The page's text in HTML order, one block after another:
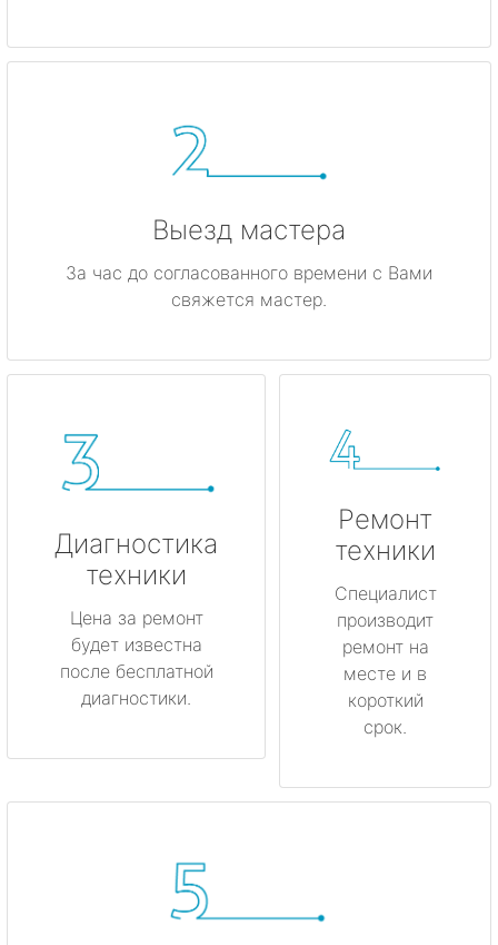
Выезд мастера
За час до согласованного времени с Вами
свяжется мастер.
Диагностика
техники
Цена за ремонт
будет известна
после бесплатной
диагностики.
Ремонт
техники
Специалист
производит
ремонт на
месте и в
короткий
срок.